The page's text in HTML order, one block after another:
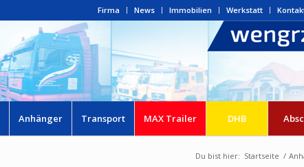
Firma News Immobilien Werkstatt
Anhänger Transport MAX Trailer DHB
Du bist hier: Startseite /